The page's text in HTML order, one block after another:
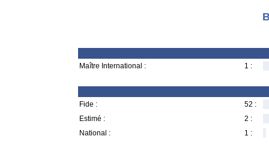
Maître International : 1 :
Fide :
52 :
Estimé :
2 :
National :
1 :